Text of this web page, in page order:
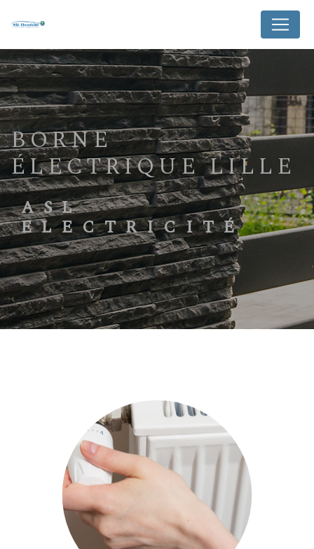
BORNE
ÉLECTRIQUE LILLE
ASL
ELECTRICITÉ